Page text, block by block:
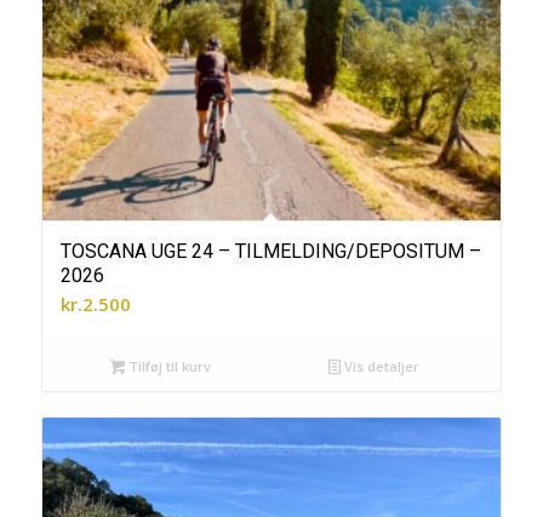
TOSCANA UGE 24 – TILMELDING/DEPOSITUM –
2026
kr.2.500
Tilføj til kurv Vis detaljer